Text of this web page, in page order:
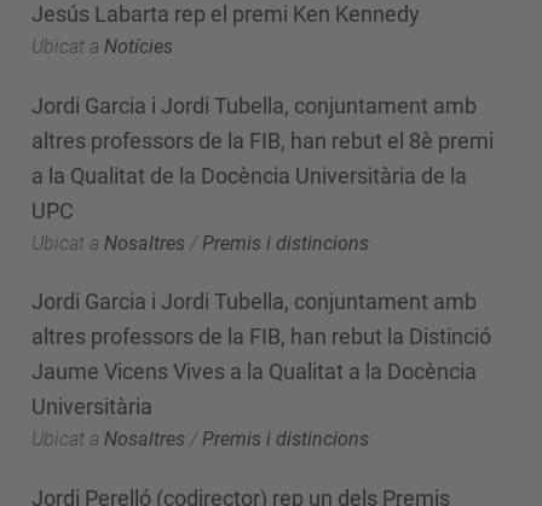
Jesús Labarta rep el premi Ken Kennedy
Ubicat a Notícies
Jordi Garcia i Jordi Tubella, conjuntament amb
altres professors de la FIB, han rebut el 8è premi
a la Qualitat de la Docència Universitària de la
UPC
Ubicat a Nosaltres / Premis i distincions
Jordi Garcia i Jordi Tubella, conjuntament amb
altres professors de la FIB, han rebut la Distinció
Jaume Vicens Vives a la Qualitat a la Docència
Universitària
Ubicat a Nosaltres /Premis i distincions
Jordi Perelló (codirector) rep un dels Premis